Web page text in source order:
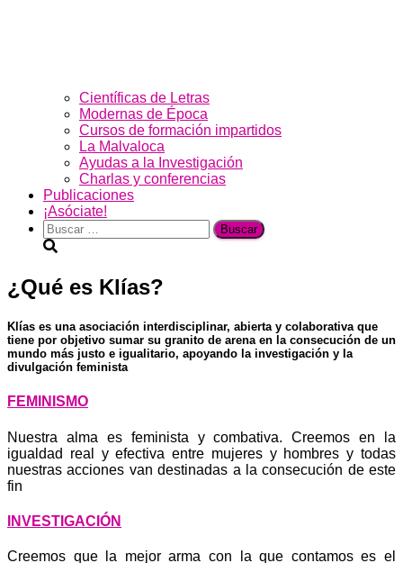
Científicas de Letras
Modernas de Época
Cursos de formación impartidos
La Malvaloca
Ayudas a la Investigación
Charlas y conferencias
Publicaciones
¡Asóciate!
Buscar:
¿Qué es Klías?
Klías es una asociación interdisciplinar, abierta y colaborativa que
tiene por objetivo sumar su granito de arena en la consecución de un
mundo más justo e igualitario, apoyando la investigación y la
divulgación feminista
FEMINISMO
Nuestra alma es feminista y combativa. Creemos en la
igualdad real y efectiva entre mujeres y hombres y todas
nuestras acciones van destinadas a la consecución de este
fin
INVESTIGACIÓN
Creemos que la mejor arma con la que contamos es el